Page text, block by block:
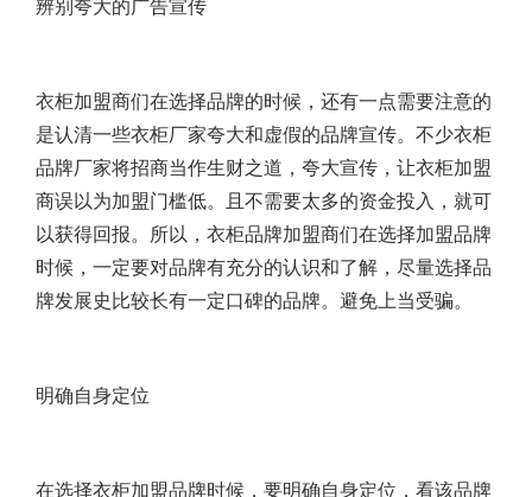
辨别夸大的广告宣传
衣柜加盟商们在选择品牌的时候，还有一点需要注意的
是认清一些衣柜厂家夸大和虚假的品牌宣传。不少衣柜
品牌厂家将招商当作生财之道，夸大宣传，让衣柜加盟
商误以为加盟门槛低。且不需要太多的资金投入，就可
以获得回报。所以， 衣柜品牌加盟商们在选择加盟品牌
时候，一定要对品牌有充分的认识和了解，尽量选择品
牌发展史比较长有一定口碑的品牌。避免上当受骗。
明确自身定位
在选择衣柜加盟品牌时候，要明确自身定位，看该品牌